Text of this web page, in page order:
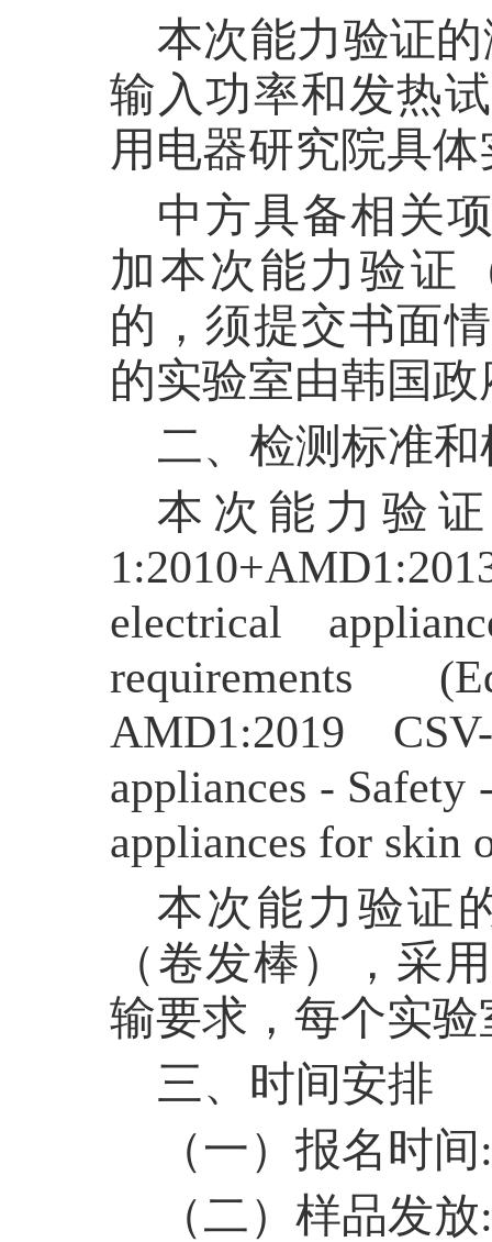
本次能力验证
输入功率和发热
用电器研究院具
中方具备相关
加本次能力验证
的，须提交书面
的实验室由韩国
二、检测标准
本次能力验
electrical
requirements
AMD1:2019
appliances - Safety
appliances for skin
本次能力验证
（卷发棒），采
输要求，每个实
三、时间安排
（一）报名时
（二）样品发